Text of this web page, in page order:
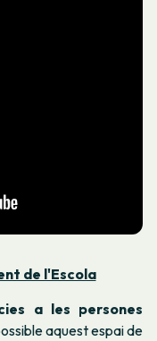
de l'Escola
a les persones
aquest espai de